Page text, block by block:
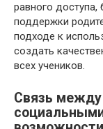
равного доступа,
поддержки
подходе к
создать
всех учеников.
Связь между